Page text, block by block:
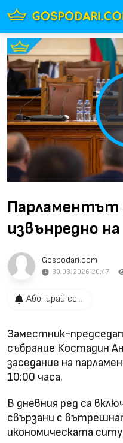
Парламентът
извънредно
Gospodari.com
30.03.2026 20:47
Абонирай се...
Заместник-
събрание Костадин
заседание на
10:00 часа.
В дневния ред са
свързани с
икономическата